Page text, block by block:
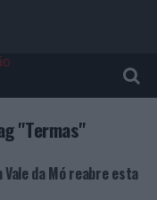
"Termas"
da Mó reabre esta